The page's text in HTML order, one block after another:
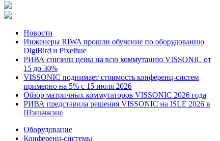
Новости
Инженеры RIWA прошли обучение по оборудованию
DigiBird и Pixelhue
РИВА снизила цены на всю коммутацию VISSONIC от
15 до 30%
VISSONIC поднимает стоимость конференц-систем
примерно на 5% с 15 июля 2026
Обзор матричных коммутаторов VISSONIC 2026 года
РИВА представила решения VISSONIC на ISLE 2026 в
Шэньчжэне
Оборудование
Конференц-системы